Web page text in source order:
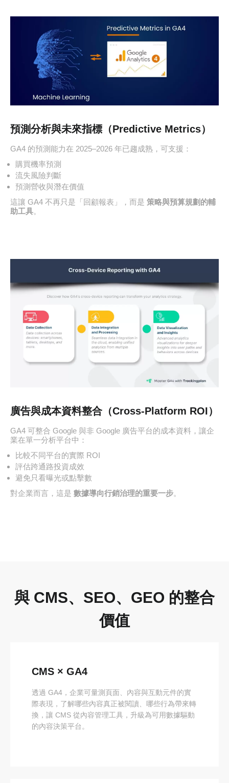
預測分析與未來指標（Predictive Metrics）
GA4 的預測能力在 2025–2026 年已趨成熟，可支援：
購買機率預測
流失風險判斷
預測營收與潛在價值
這讓 GA4 不再只是「回顧報表」，而是策略與預算規劃的輔
助工具。
廣告與成本資料整合（Cross-Platform ROI）
GA4 可整合 Google 與非 Google 廣告平台的成本資料，讓企
業在單一分析平台中：
比較不同平台的實際 ROI
評估跨通路投資成效
避免只看曝光或點擊數
對企業而言，這是數據導向行銷治理的重要一步。
與 CMS、SEO、GEO 的整合
價值
CMS × GA4
透過 GA4，企業可量測頁面、內容與互動元件的實
際表現，了解哪些內容真正被閱讀、哪些行為帶來轉
換，讓 CMS 從內容管理工具，升級為可用數據驅動
的內容決策平台。